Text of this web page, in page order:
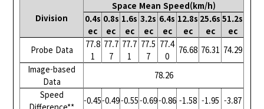
Division
Space Mean Speed(km/h)
0.4s
ec
0.8s
ec
1.6s
ec
3.2s
ec
6.4s
ec
12.8s
ec
25.6s
ec
51.2s
ec
Probe Data
77.8
1
77.7
7
77.7
1
77.5
7
77.4
0
76.68 76.31 74.29
Image-based
Data
78.26
Speed
-0.45-0.49-0.55-0.69-0.86 -1.58 -1.95 -3.87